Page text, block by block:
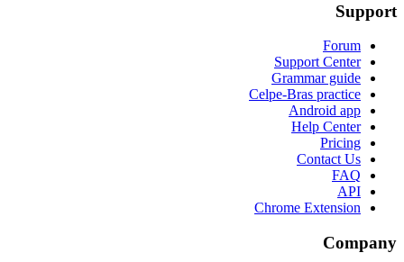
Support
Forum
Support Center
Grammar guide
Celpe-Bras practice
Android app
Help Center
Pricing
Contact Us
FAQ
API
Chrome Extension
Company